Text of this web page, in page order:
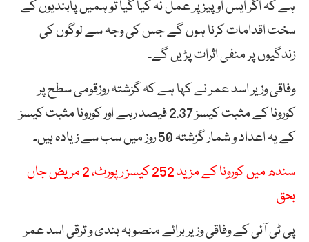
ہے کہ اگر ایس او پیز پر عمل نہ کیا گیا تو ہمیں پابندیوں کے
سخت اقدامات کرنا ہوں گے جس کی وجہ سے لوگوں کی
زندگیوں پر منفی اثرات پڑیں گے۔
وفاقی وزیر اسد عمر نے کہا ہے کہ گزشتہ روزقومی سطح پر
کورونا کے مثبت کیسز 2.37 فیصد رہے اور کورونا مثبت کیسز
کے یہ اعداد و شمار گزشتہ 50 روز میں سب سے زیادہ ہیں۔
سندھ میں کورونا کے مزید 252 کیسز رپورٹ، 2 مریض جاں
بحق
پی ٹی آئی کے وفاقی وزیر برائے منصوبہ بندی و ترقی اسد عمر